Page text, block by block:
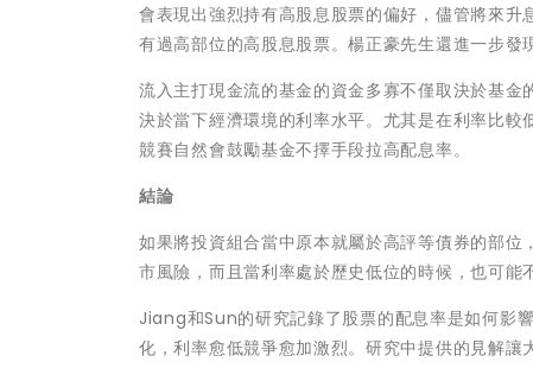
會表現出強烈持有高股息股票的偏好，儘管將來
有過高部位的高股息股票。楊正豪先生還進一步發
流入主打現金流的基金的資金多寡不僅取決於基
決於當下經濟環境的利率水平。尤其是在利率比
競賽自然會鼓勵基金不擇手段拉高配息率。
結論
如果將投資組合當中原本就屬於高評等債券的部
市風險，而且當利率處於歷史低位的時候，也可能
Jiang和Sun的研究記錄了股票的配息率是如何影
化，利率愈低競爭愈加激烈。研究中提供的見解讓